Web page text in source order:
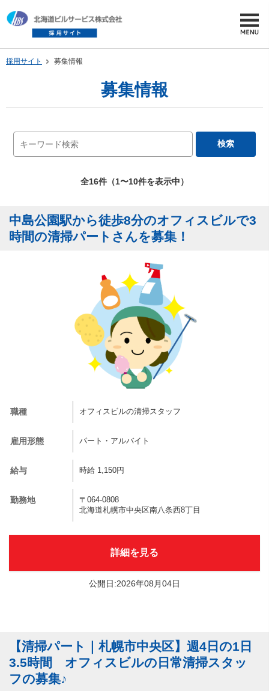
採用サイト 募集情報
募集情報
全16件（1〜10件を表示中）
中島公園駅から徒歩8分のオフィスビルで3
時間の清掃パートさんを募集！
職種 オフィスビルの清掃スタッフ
雇用形態 パート・アルバイト
給与 時給 1,150円
勤務地
〒064-0808
北海道札幌市中央区南八条西8丁目
詳細を見る
公開日:2026年08月04日
【清掃パート｜札幌市中央区】週4日の1日
3.5時間 オフィスビルの日常清掃スタッ
フの募集♪